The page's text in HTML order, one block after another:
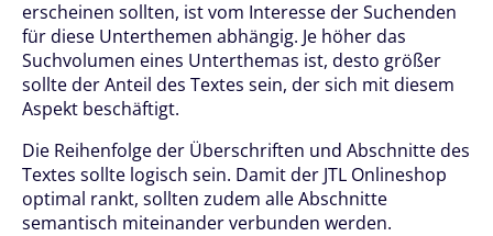
erscheinen sollten, ist vom Interesse der Suchenden
für diese Unterthemen abhängig. Je höher das
Suchvolumen eines Unterthemas ist, desto größer
sollte der Anteil des Textes sein, der sich mit diesem
Aspekt beschäftigt.
Die Reihenfolge der Überschriften und Abschnitte des
Textes sollte logisch sein. Damit der JTL Onlineshop
optimal rankt, sollten zudem alle Abschnitte
semantisch miteinander verbunden werden.